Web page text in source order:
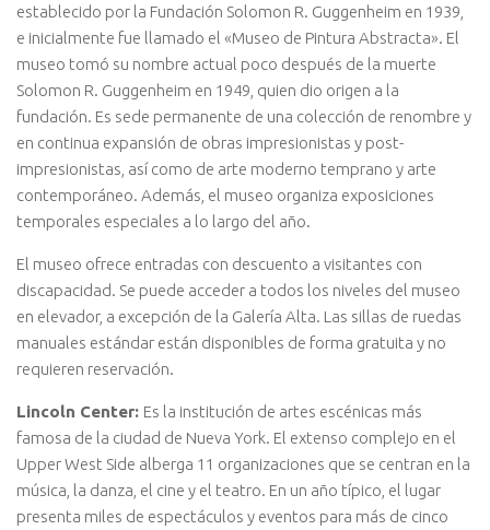
establecido por la Fundación Solomon R. Guggenheim en 1939,
e inicialmente fue llamado el «Museo de Pintura Abstracta». El
museo tomó su nombre actual poco después de la muerte
Solomon R. Guggenheim en 1949, quien dio origen a la
fundación. Es sede permanente de una colección de renombre y
en continua expansión de obras impresionistas y post-
impresionistas, así como de arte moderno temprano y arte
contemporáneo. Además, el museo organiza exposiciones
temporales especiales a lo largo del año.
El museo ofrece entradas con descuento a visitantes con
discapacidad. Se puede acceder a todos los niveles del museo
en elevador, a excepción de la Galería Alta. Las sillas de ruedas
manuales estándar están disponibles de forma gratuita y no
requieren reservación.
Lincoln Center: Es la institución de artes escénicas más
famosa de la ciudad de Nueva York. El extenso complejo en el
Upper West Side alberga 11 organizaciones que se centran en la
música, la danza, el cine y el teatro. En un año típico, el lugar
presenta miles de espectáculos y eventos para más de cinco